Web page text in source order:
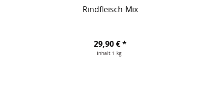
Rindfleisch-Mix
Inhalt 1 kg
29,90 € *